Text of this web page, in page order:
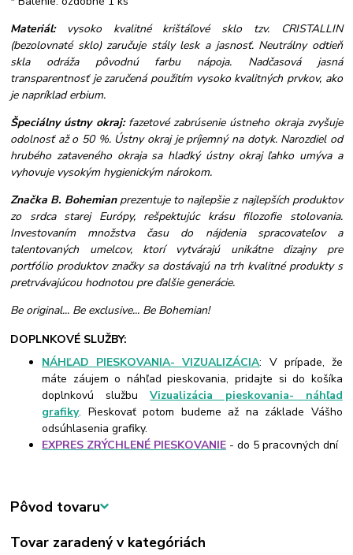
Materiál:
vysoko kvalitné krištáľové sklo tzv. CRISTALLIN
(bezolovnaté sklo) zaručuje stály lesk a jasnosť. Neutrálny odtieň
skla odráža pôvodnú farbu nápoja. Nadčasová jasná
transparentnosť je zaručená použitím vysoko kvalitných prvkov, ako
je napríklad erbium.
Špeciálny ústny okraj: fazetové zabrúsenie ústneho okraja zvyšuje
odolnosť až o 50 %. Ústny okraj je príjemný na dotyk. Narozdiel od
hrubého zataveného okraja sa hladký ústny okraj ľahko umýva a
vyhovuje vysokým hygienickým nárokom.
Značka B. Bohemianprezentuje to najlepšie z najlepších produktov
zo srdca starej Európy, rešpektujúc krásu filozofie stolovania.
Investovaním množstva času do nájdenia spracovateľov a
talentovaných umelcov, ktorí vytvárajú unikátne dizajny pre
portfólio produktov značky sa dostávajú na trh kvalitné produkty s
pretrvávajúcou hodnotou pre ďalšie generácie.
Be original... Be exclusive... Be Bohemian!
DOPLNKOVÉ SLUŽBY:
NÁHĽAD PIESKOVANIA- VIZUALIZÁCIA: V prípade, že
máte záujem o náhľad pieskovania, pridajte si do košíka
doplnkovú službuVizualizácia pieskovania- náhľad
grafiky. Pieskovať potom budeme až na základe Vášho
odsúhlasenia grafiky.
EXPRES ZRÝCHLENÉ PIESKOVANIE - do 5 pracovných dní
Pôvod tovaru
Tovar zaradený v kategóriách